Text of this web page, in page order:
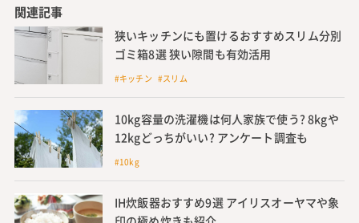
関連記事
狭いキッチンにも置けるおすすめスリム分別
ゴミ箱8選 狭い隙間も有効活用
#キッチン #スリム
10kg容量の洗濯機は何人家族で使う? 8kgや
12kgどっちがいい? アンケート調査も
#10kg
IH炊飯器おすすめ9選 アイリスオーヤマや象